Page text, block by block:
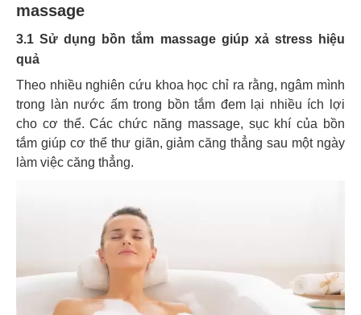
massage
3.1 Sử dụng bồn tắm massage giúp xả stress hiệu
quả
Theo nhiều nghiên cứu khoa học chỉ ra rằng, ngâm mình
trong làn nước ấm trong bồn tắm đem lại nhiều ích lợi
cho cơ thể. Các chức năng massage, sục khí của bồn
tắm giúp cơ thể thư giãn, giảm căng thẳng sau một ngày
làm việc căng thẳng.